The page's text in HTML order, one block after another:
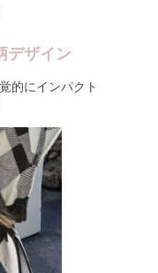
デザイン
的にインパクト